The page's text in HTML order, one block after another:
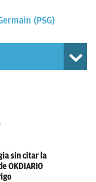
(PSG)
sin citar la
OKDIARIO